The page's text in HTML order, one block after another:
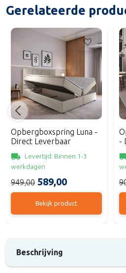
Gerelateerde
Opbergboxspring Luna -
Direct Leverbaar
Levertijd: Binnen 1-3
werkdagen
589,00
949,00
Bekijk product
-
Beschrijving